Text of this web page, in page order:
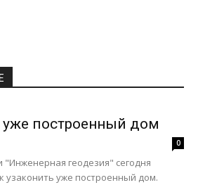
уже построенный дом
0
геодезия" сегодня
узаконить уже построенный дом.